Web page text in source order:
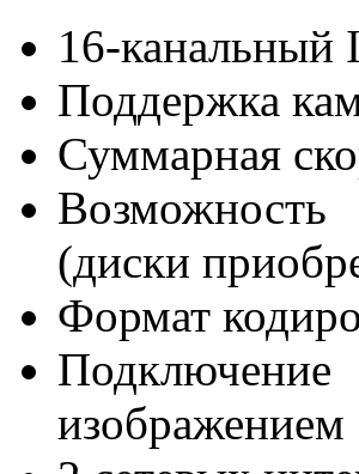
16-канальный
Поддержка
Суммарная
(диски
Формат
изображением